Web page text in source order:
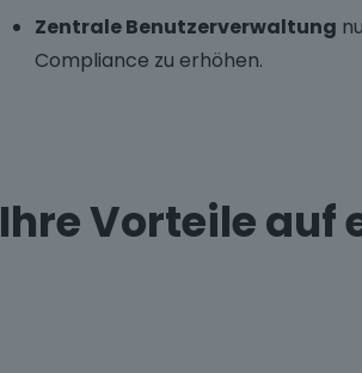
Zentrale Benutzerverwaltung
Compliance zu erhöhen.
Ihre Vorteile auf